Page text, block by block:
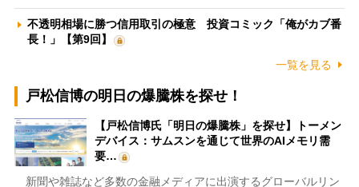
不透明相場に勝つ信用取引の極意 投資コミック「俺がカブ番
長！」【第9回】
一覧を見る
戸松信博の明日の爆騰株を探せ！
【戸松信博氏「明日の爆騰株」を探せ】トーメン
デバイス：サムスンを通じて世界のAIメモリ需
要…
新聞や雑誌など多数の金融メディアに出演するグローバルリン